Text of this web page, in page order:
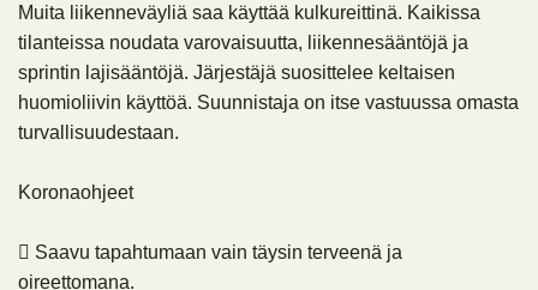
Muita liikenneväyliä saa käyttää kulkureittinä. Kaikissa
tilanteissa noudata varovaisuutta, liikennesääntöjä ja
sprintin lajisääntöjä. Järjestäjä suosittelee keltaisen
huomioliivin käyttöä. Suunnistaja on itse vastuussa omasta
turvallisuudestaan.
Koronaohjeet
 Saavu tapahtumaan vain täysin terveenä ja
oireettomana.